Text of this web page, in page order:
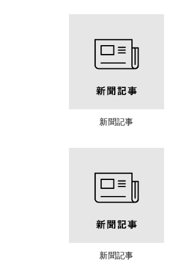
新聞記事
新聞記事